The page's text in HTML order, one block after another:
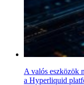
A valós eszközök
a Hyperliquid